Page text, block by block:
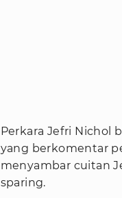
Perkara Jefri Nichol
yang berkomentar
menyambar cuitan
sparing.